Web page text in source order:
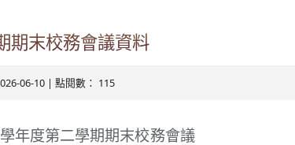
期末校務會議資料
06-10 | 點閱數： 115
年度第二學期期末校務會議